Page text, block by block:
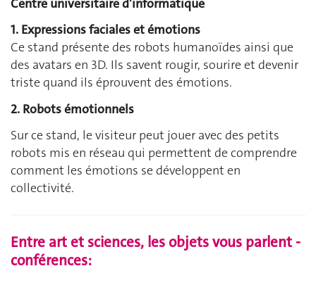
1. Expressions faciales et émotions
Ce stand présente des robots humanoïdes ainsi que
des avatars en 3D. Ils savent rougir, sourire et devenir
triste quand ils éprouvent des émotions.
2. Robots émotionnels
Sur ce stand, le visiteur peut jouer avec des petits
robots mis en réseau qui permettent de comprendre
comment les émotions se développent en
collectivité.
Entre art et sciences, les objets vous parlent -
conférences: